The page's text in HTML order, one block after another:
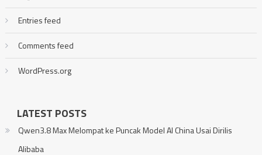
Entries feed
Comments feed
WordPress.org
LATEST POSTS
Qwen3.8 Max Melompat ke Puncak Model AI China Usai Dirilis
Alibaba